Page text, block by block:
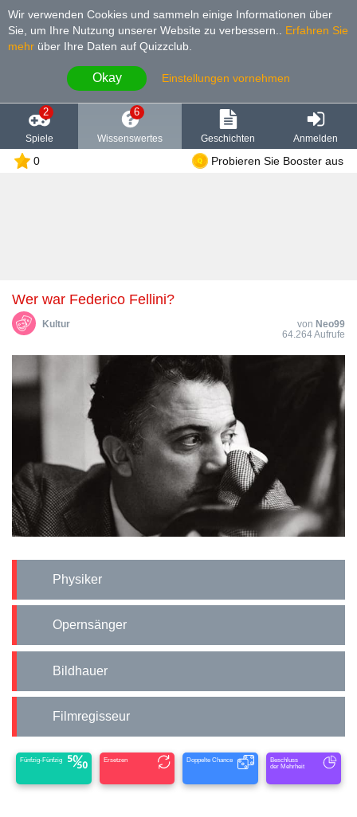
Wir verwenden Cookies und sammeln einige Informationen über
Sie, um Ihre Nutzung unserer Website zu verbessern.
Erfahren Sie
mehr über Ihre Daten auf Quizzclub.
Okay Einstellungen vornehmen
2
Spiele
6
Wissenswertes Geschichten Anmelden
0 Probieren Sie Booster aus
Wer war Federico Fellini?
Kultur von Neo99
64.264 Aufrufe
Physiker
Opernsänger
Bildhauer
Filmregisseur
Fünfzig-Fünfzig Ersetzen Doppelte Chance
Beschluss
der Mehrheit